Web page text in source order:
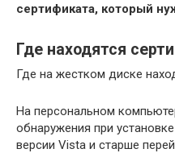
сертификата, который
Где находятся
Где на жестком диске
На персональном
обнаружения при
версии Vista и старше